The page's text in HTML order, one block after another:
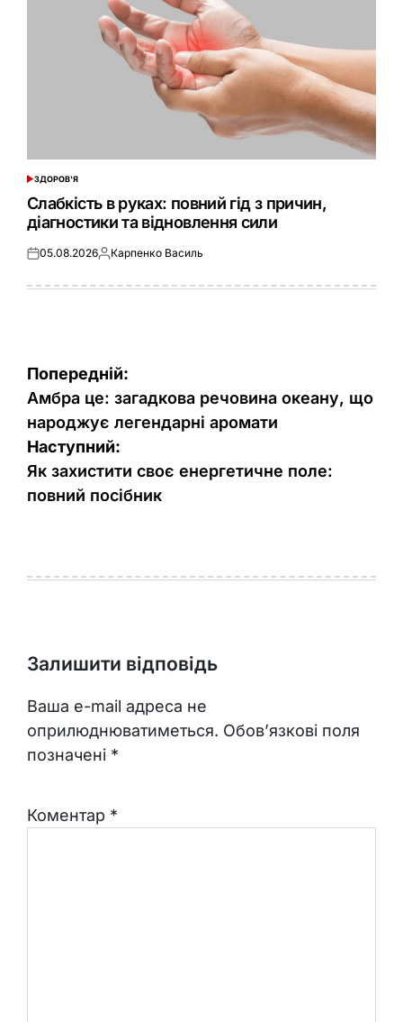
ОПУБЛІКУВАТИ
У
ЗДОРОВ'Я
Слабкість в руках: повний гід з причин,
діагностики та відновлення сили
Оприлюднено
05.08.2026Опубліковано
Карпенко Василь
Навігація
записів
Попередній:
Амбра це: загадкова речовина океану, що
народжує легендарні аромати
Наступний:
Як захистити своє енергетичне поле:
повний посібник
Залишити відповідь
Ваша e-mail адреса не
оприлюднюватиметься. Обов’язкові поля
позначені *
Коментар *